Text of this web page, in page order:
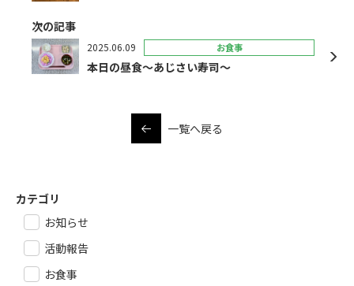
次の記事
2025.06.09 お食事
本日の昼食～あじさい寿司～
一覧へ戻る
カテゴリ
お知らせ
活動報告
お食事